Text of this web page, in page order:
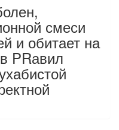
смеси
и обитает на
PRавил